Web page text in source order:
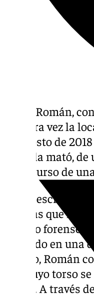
César Román,
primera vez la
en agosto de
cómo la mató,
transcurso de
En un escrito
además que no
médico forense
fallecido en una
un año, Román
Paz, cuyo torso
Usera. A través